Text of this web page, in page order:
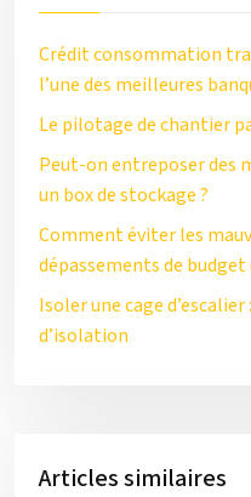
Crédit consommation
l’une des meilleures
Le pilotage de chantier
Peut-on entreposer des
un box de stockage ?
Comment éviter les
dépassements de
Isoler une cage
d’isolation
Articles similaires